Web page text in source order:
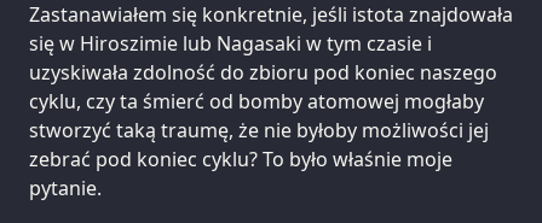
Zastanawiałem się konkretnie, jeśli istota znajdowała
się w Hiroszimie lub Nagasaki w tym czasie i
uzyskiwała zdolność do zbioru pod koniec naszego
cyklu, czy ta śmierć od bomby atomowej mogłaby
stworzyć taką traumę, że nie byłoby możliwości jej
zebrać pod koniec cyklu? To było właśnie moje
pytanie.